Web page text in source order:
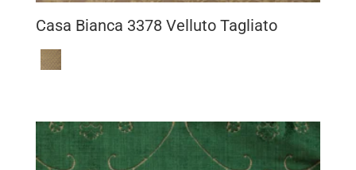
Casa Bianca 3378 Velluto Tagliato